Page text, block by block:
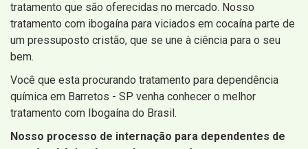
tratamento que são oferecidas no mercado. Nosso
tratamento com ibogaína para viciados em cocaína parte de
um pressuposto cristão, que se une à ciência para o seu
bem.
Você que esta procurando tratamento para dependência
química em Barretos - SP venha conhecer o melhor
tratamento com Ibogaína do Brasil.
Nosso processo de internação para dependentes de